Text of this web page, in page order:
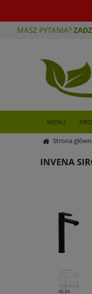
MASZ PYTANIA?
MENU
Strona
INVENA